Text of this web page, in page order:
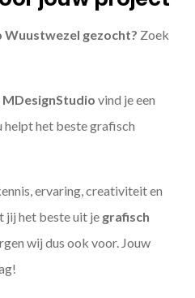
gezocht? Zoek
MDesignStudio vind je een
het beste grafisch
ervaring, creativiteit en
jij het beste uit je grafisch
wij dus ook voor. Jouw